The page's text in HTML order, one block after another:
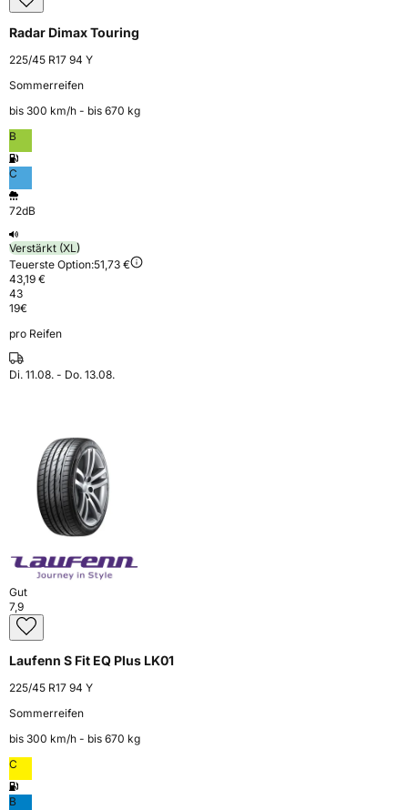
Radar Dimax Touring
225/45 R17 94 Y
Sommerreifen
bis 300 km⁠/⁠h - bis 670 kg
B
C
72dB
Verstärkt (XL)
Teuerste Option:51,73 €
43,19 €
43
19€
pro Reifen
Di. 11.08. - Do. 13.08.
Gut
7,9
Laufenn S Fit EQ Plus LK01
225/45 R17 94 Y
Sommerreifen
bis 300 km⁠/⁠h - bis 670 kg
C
B